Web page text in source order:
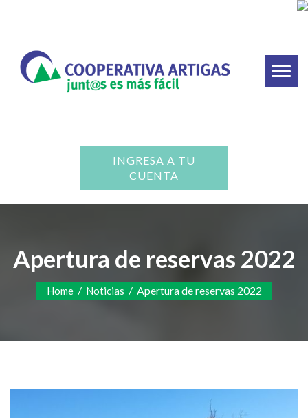
INGRESA A TU
CUENTA
Apertura de reservas 2022
Home / Noticias / Apertura de reservas 2022